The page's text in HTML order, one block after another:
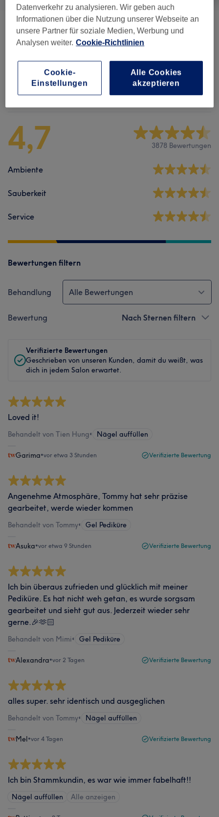
Maniküre & Pediküre (9) ab 3 €
Salonbewertungen
4,7 3878 Bewertungen
Ambiente
Sauberkeit
Service
Bewertungen filtern
Behandlung Alle Bewertungen
Bewertung Nach Sternen filtern
Verifizierte Bewertungen
Geschrieben von unseren Kunden, damit du weißt, was
dich in jedem Salon erwartet.
Loved it!
Behandelt von Tien Hung• Nägel auffüllen
Garima•vor etwa 3 Stunden Verifizierte Bewertung
Angenehme Atmosphäre, Tommy hat sehr präzise
gearbeitet, werde wieder kommen
Behandelt von Tommy• Gel Pediküre
Asuka•vor etwa 9 Stunden Verifizierte Bewertung
Ich bin überaus zufrieden und glücklich mit meiner
Pediküre. Es hat nicht weh getan, es wurde sorgsam
gearbeitet und sieht gut aus. Jederzeit wieder sehr
gerne.🎉🫶🏻
Behandelt von Mimi• Gel Pediküre
Alexandra•vor 2 Tagen Verifizierte Bewertung
alles super. sehr identisch und ausgeglichen
Behandelt von Tommy• Nägel auffüllen
Mel•vor 4 Tagen Verifizierte Bewertung
Ich bin Stammkundin, es war wie immer fabelhaft!!
Nägel auffüllen Alle anzeigen
Datenverkehr zu analysieren. Wir geben auch
Informationen über die Nutzung unserer Webseite an
unsere Partner für soziale Medien, Werbung und
Analysen weiter. Cookie-Richtlinien
Cookie-
Einstellungen
Alle Cookies
akzeptieren